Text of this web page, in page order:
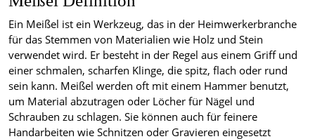
Ein Meißel ist ein Werkzeug, das in der Heimwerkerbranche
für das Stemmen von Materialien wie Holz und Stein
verwendet wird. Er besteht in der Regel aus einem Griff und
einer schmalen, scharfen Klinge, die spitz, flach oder rund
sein kann. Meißel werden oft mit einem Hammer benutzt,
um Material abzutragen oder Löcher für Nägel und
Schrauben zu schlagen. Sie können auch für feinere
Handarbeiten wie Schnitzen oder Gravieren eingesetzt